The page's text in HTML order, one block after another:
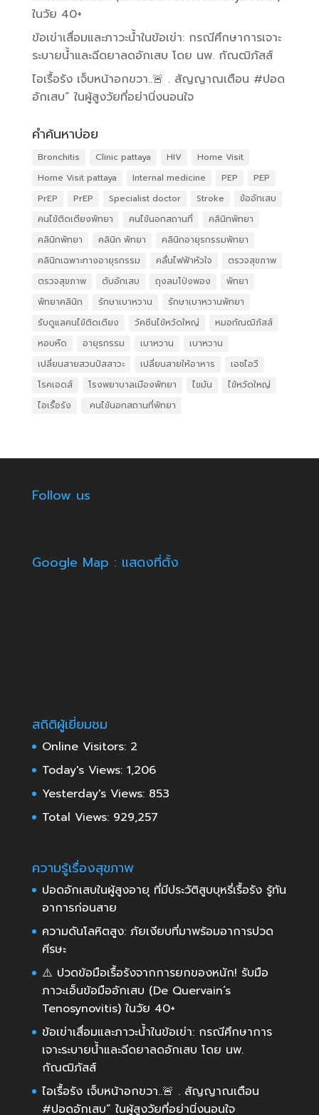
ในวัย 40+
ข้อเข่าเสื่อมและภาวะน้ำในข้อเข่า: กรณีศึกษาการเจาะ
ระบายน้ำและฉีดยาลดอักเสบ โดย นพ. กัณฒิภัสส์
ไอเรื้อรัง เจ็บหน้าอกขวา..🚨 . สัญญาณเตือน #ปอด
อักเสบ” ในผู้สูงวัยที่อย่านิ่งนอนใจ
คำค้นหาบ่อย
Bronchitis Clinic pattaya HIV
Home Visit
Home Visit pattaya
Internal medicine PEP
PEP
PrEP
PrEP Specialist doctor Stroke
ข้ออักเสบ
คนไข้ติดเตียงพัทยา
คนไข้นอกสถานที่
คลินิกพัทยา
คลินิกพัทยา
คลินิก พัทยา
คลินิกอายุรกรรมพัทยา
คลินิกเฉพาะทางอายุรกรรม
คลื่นไฟฟ้าหัวใจ
ตรวจสุขภาพ
ตรวจสุขภาพ
ตับอักเสบ ถุงลมโป่งพอง
พัทยา
พัทยาคลินิก
รักษาเบาหวาน
รักษาเบาหวานพัทยา
รับดูแลคนไข้ติดเตียง
วัคซีนไข้หวัดใหญ่
หมอกัณฒิภัสส์
หอบหืด
อายุรกรรม เบาหวาน
เบาหวาน
เปลี่ยนสายสวนปัสสาวะ
เปลี่ยนสายให้อาหาร
เอชไอวี
โรคเอดส์
โรงพยาบาลเมืองพัทยา ไขมัน
ไข้หวัดใหญ่
ไอเรื้อรัง
​ คนไข้นอกสถานที่พัทยา
Follow us
Google Map : แสดงที่ตั้ง
สถิติผู้เยี่ยมชม
Online Visitors: 2
Today's Views: 1,206
Yesterday's Views: 853
Total Views: 929,257
ความรู้เรื่องสุขภาพ
ปอดอักเสบในผู้สูงอายุ ที่มีประวัติสูบบุหรี่เรื้อรัง รู้ทัน
อาการก่อนสาย
ความดันโลหิตสูง: ภัยเงียบที่มาพร้อมอาการปวด
ศีรษะ
⚠️ ปวดข้อมือเรื้อรังจากการยกของหนัก! รับมือ
ภาวะเอ็นข้อมืออักเสบ (De Quervain’s
Tenosynovitis) ในวัย 40+
ข้อเข่าเสื่อมและภาวะน้ำในข้อเข่า: กรณีศึกษาการ
เจาะระบายน้ำและฉีดยาลดอักเสบ โดย นพ.
กัณฒิภัสส์
ไอเรื้อรัง เจ็บหน้าอกขวา..🚨 . สัญญาณเตือน
#ปอดอักเสบ” ในผู้สูงวัยที่อย่านิ่งนอนใจ